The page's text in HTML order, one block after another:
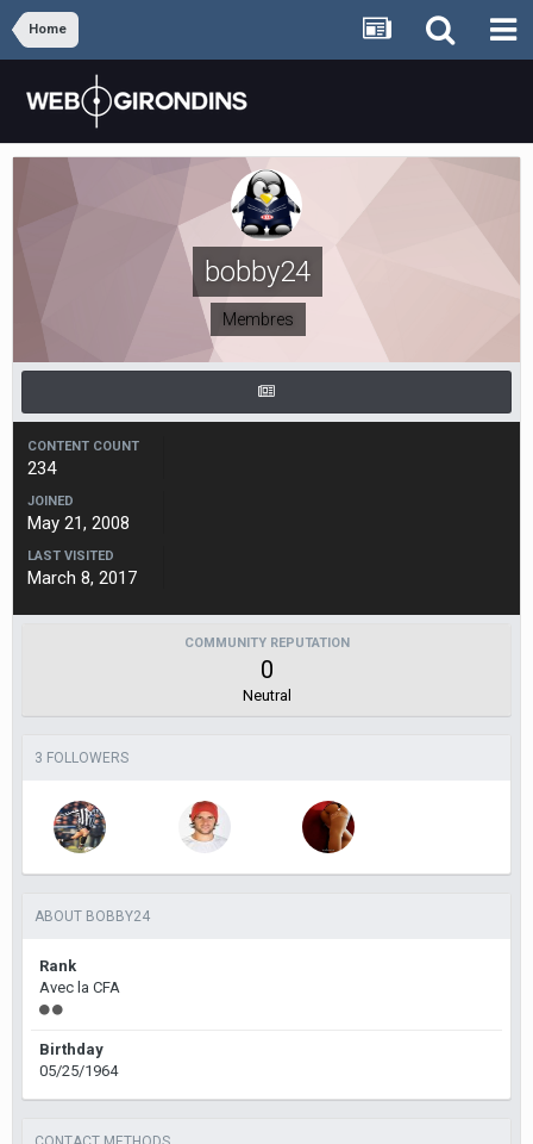
Home
bobby24
Membres
CONTENT COUNT
234
JOINED
May 21, 2008
LAST VISITED
March 8, 2017
COMMUNITY REPUTATION
0
Neutral
3 FOLLOWERS
ABOUT BOBBY24
Rank
Avec la CFA
Birthday
05/25/1964